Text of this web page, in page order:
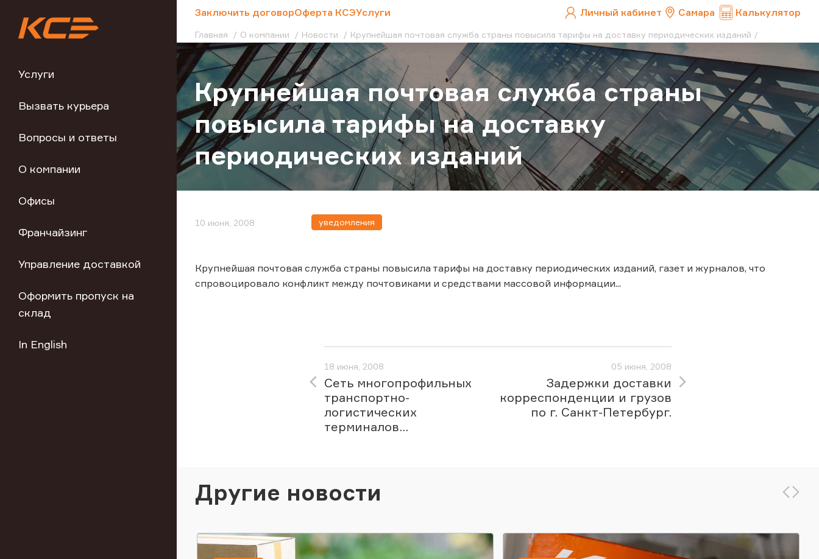
Услуги
Вызвать курьера
Вопросы и ответы
О компании
Офисы
Франчайзинг
Управление доставкой
Оформить пропуск на
склад
In English
Заключить договорОферта КСЭУслуги Личный кабинет Самара Калькулятор
Главная О компании Новости Крупнейшая почтовая служба страны повысила тарифы на доставку периодических изданий
Крупнейшая почтовая служба страны
повысила тарифы на доставку
периодических изданий
10 июня, 2008 уведомления
Крупнейшая почтовая служба страны повысила тарифы на доставку периодических изданий, газет и журналов, что
спровоцировало конфликт между почтовиками и средствами массовой информации...
18 июня, 2008
Сеть многопрофильных
транспортно-
логистических
терминалов...
05 июня, 2008
Задержки доставки
корреспонденции и грузов
по г. Санкт-Петербург.
Другие новости